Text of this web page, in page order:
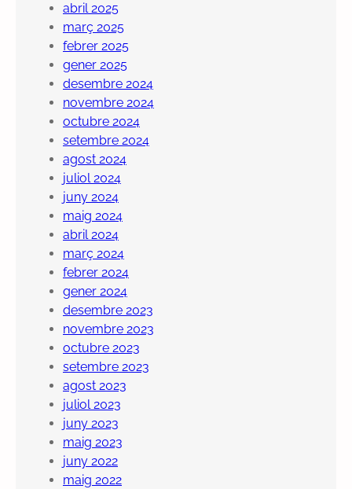
abril 2025
març 2025
febrer 2025
gener 2025
desembre 2024
novembre 2024
octubre 2024
setembre 2024
agost 2024
juliol 2024
juny 2024
maig 2024
abril 2024
març 2024
febrer 2024
gener 2024
desembre 2023
novembre 2023
octubre 2023
setembre 2023
agost 2023
juliol 2023
juny 2023
maig 2023
juny 2022
maig 2022